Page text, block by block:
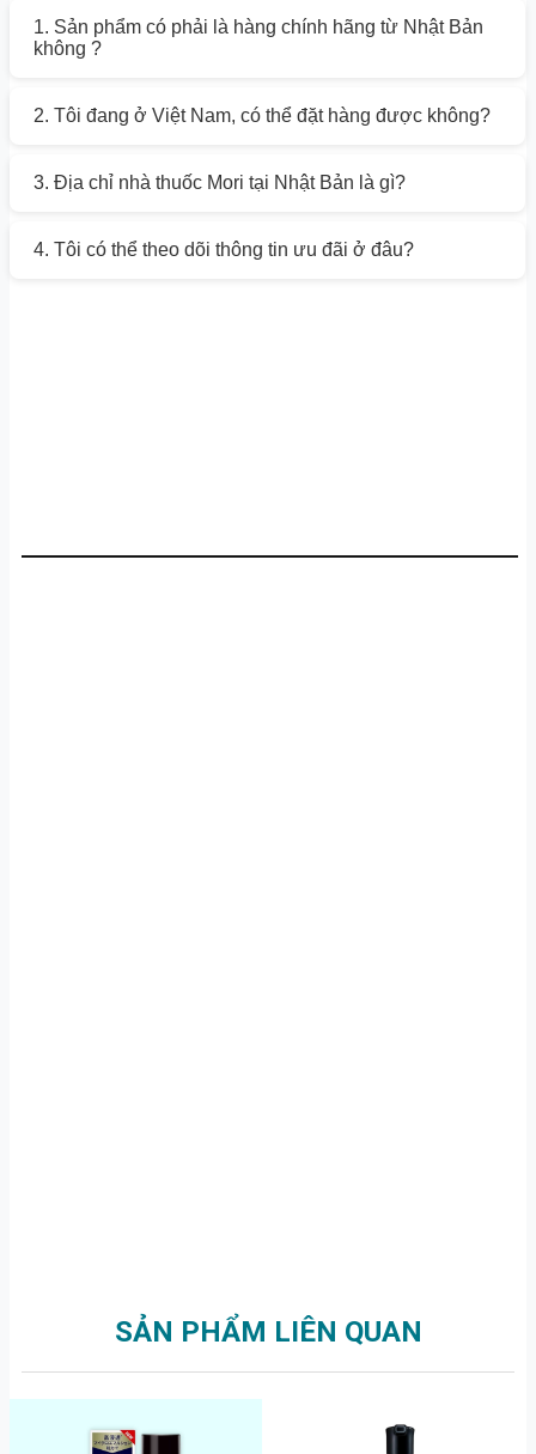
1. Sản phẩm có phải là hàng chính hãng từ Nhật Bản
không ?
2. Tôi đang ở Việt Nam, có thể đặt hàng được không?
3. Địa chỉ nhà thuốc Mori tại Nhật Bản là gì?
4. Tôi có thể theo dõi thông tin ưu đãi ở đâu?
SẢN PHẨM LIÊN QUAN